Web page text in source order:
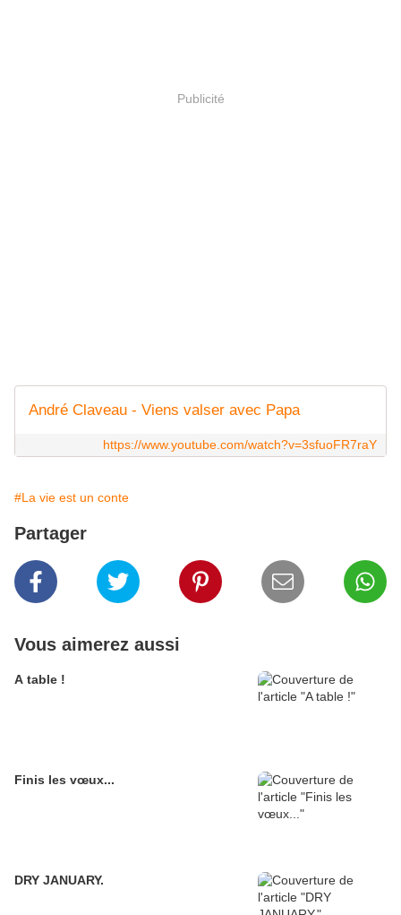
Publicité
André Claveau - Viens valser avec Papa
https://www.youtube.com/watch?v=3sfuoFR7raY
#La vie est un conte
Partager
Vous aimerez aussi
A table !
Finis les vœux...
DRY JANUARY.